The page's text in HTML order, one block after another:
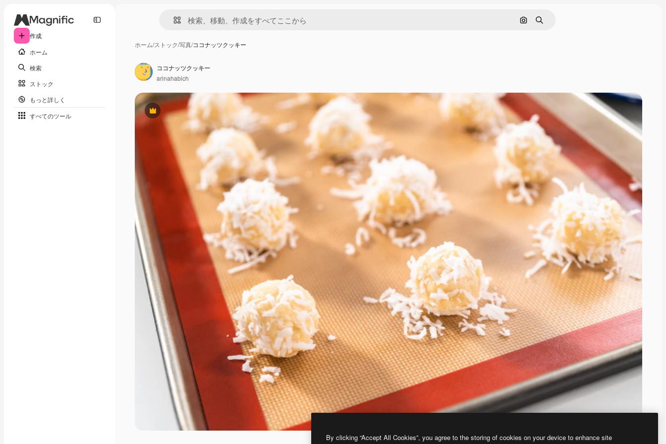
作成
ホーム
検索
ストック
もっと詳しく
すべてのツール
画像で検索
検索
ホーム/ストック/写真/ココナッツクッキー
Premium
ココナッツクッキー
arinahabich
By clicking “Accept All Cookies”, you agree to the storing of cookies on your device to enhance site